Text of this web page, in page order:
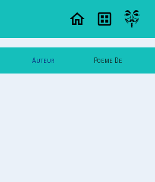
Auteur Poeme De